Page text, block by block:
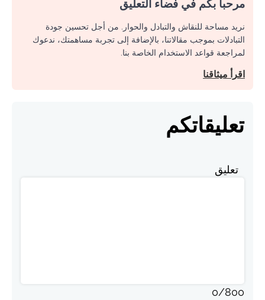
مرحبا بكم في فضاء التعليق
نريد مساحة للنقاش والتبادل والحوار. من أجل تحسين جودة
التبادلات بموجب مقالاتنا، بالإضافة إلى تجربة مساهمتك، ندعوك
لمراجعة قواعد الاستخدام الخاصة بنا.
اقرأ ميثاقنا
تعليقاتكم
تعليق
0/800